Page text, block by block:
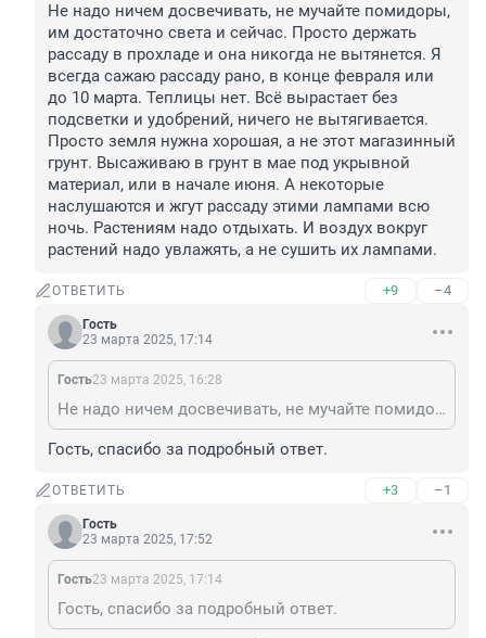
Не надо ничем досвечивать, не мучайте помидоры,
им достаточно света и сейчас. Просто держать
рассаду в прохладе и она никогда не вытянется. Я
всегда сажаю рассаду рано, в конце февраля или
до 10 марта. Теплицы нет. Всё вырастает без
подсветки и удобрений, ничего не вытягивается.
Просто земля нужна хорошая, а не этот магазинный
грунт. Высаживаю в грунт в мае под укрывной
материал, или в начале июня. А некоторые
наслушаются и жгут рассаду этими лампами всю
ночь. Растениям надо отдыхать. И воздух вокруг
растений надо увлажять, а не сушить их лампами.
ОТВЕТИТЬ +9 –4
Гость
23 марта 2025, 17:14
Гость23 марта 2025, 16:28
Не надо ничем досвечивать, не мучайте помидоры, им достаточно света и сейчас. Просто держать рассаду в прохладе и она никогда не вытянется. Я всегда сажаю рассаду рано, в конце февраля или до 10 марта. Теплицы нет. Всё вырастает без подсветки и удобрений, ничего не вытягивается. Просто земля нужна хорошая, а не этот магазинный грунт. Высаживаю в грунт в мае под укрывной материал, или в начале июня. А некоторые наслушаются и жгут рассаду этими лампами всю ночь. Растениям надо отдыхать. И воздух вокруг растений надо увлажять, а не сушить их лампами.
Гость, спасибо за подробный ответ.
ОТВЕТИТЬ +3 –1
Гость
23 марта 2025, 17:52
Гость23 марта 2025, 17:14
Гость, спасибо за подробный ответ.